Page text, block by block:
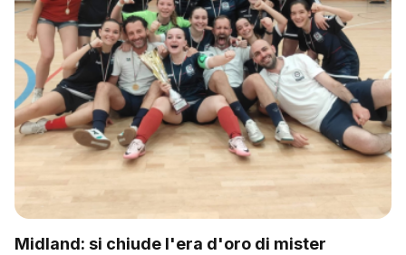
Midland: si chiude l'era d'oro di mister